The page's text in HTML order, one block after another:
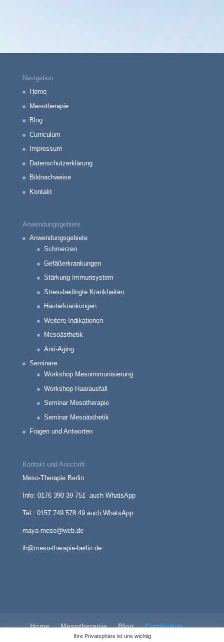
Navigation
Home
Mesotherapie
Blog
Curriculum
Impressum
Datenschutzerklärung
Bildnachweise
Kontakt
Anwendungsgebiete
Anwendungsgebiete
Schmerzen
Gefäßerkrankungen
Stärkung Immunsystem
Stressbedingte Krankheiten
Hauterkrankungen
Weitere Indikationen
Mesoästhetik
Anti-Aging
Seminare
Workshop Mesoimmunisierung
Workshop Haarausfall
Seminar Mesotherapie
Seminar Mesoästhetik
Fragen und Antworten
Kontakt und Anschrift
Meso-Therapie Berlin
Info: 0176 390 39 751 auch WhatsApp
Tel.: 0157 749 578 49 auch WhatsApp
maya-meso@web.de
ih@meso-therapie-berlin.de
Home Mesotherapie Blog
Curriculum
Impressum
Datenschutzerklärung
Ihre Privatsphäre ist uns wichtig